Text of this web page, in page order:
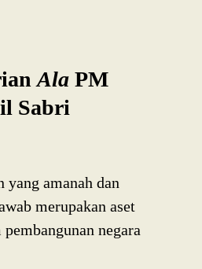
Ala PM
Sabri
yang amanah dan
merupakan aset
negara